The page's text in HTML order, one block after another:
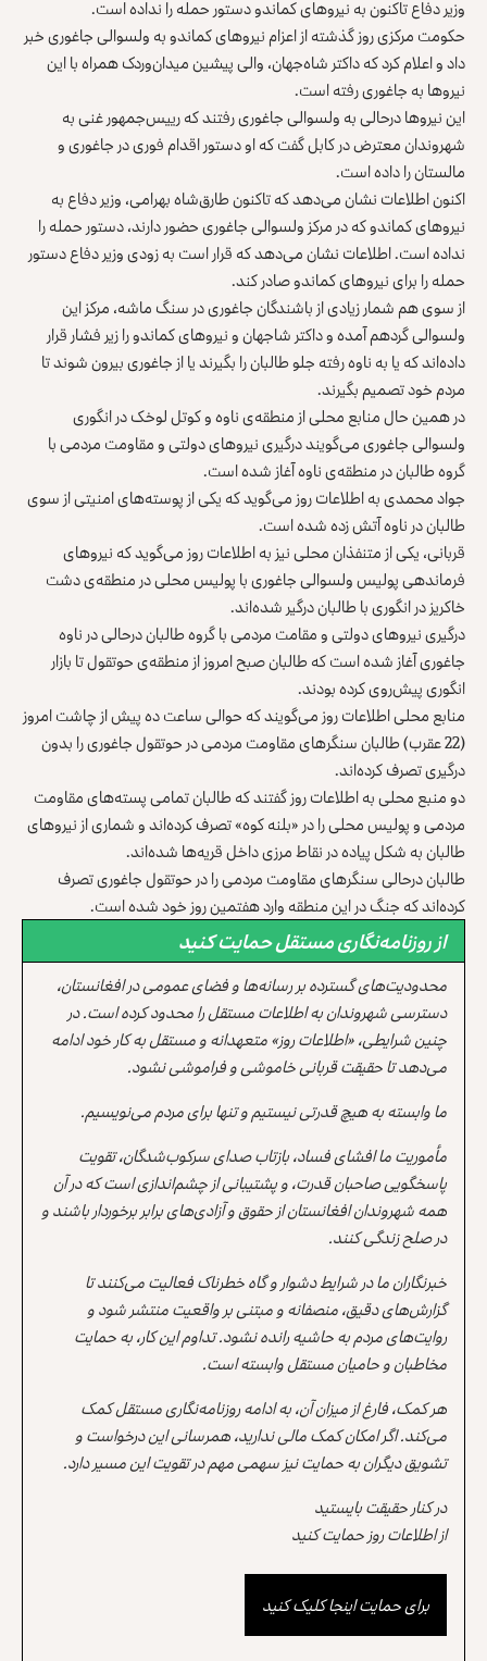
وزیر دفاع تاکنون به نیروهای کماندو دستور حمله را نداده است.
حکومت مرکزی روز گذشته از اعزام نیروهای کماندو به ولسوالی جاغوری خبر
داد و اعلام کرد که داکتر شاه‌جهان، والی پیشین میدان‌وردک همراه با این
نیروها به جاغوری رفته است.
این نیروها درحالی به ولسوالی جاغوری رفتند که رییس‌جمهور غنی به
شهروندان معترض در کابل گفت که او دستور اقدام فوری در جاغوری و
مالستان را داده است.
اکنون اطلاعات نشان می‌دهد که تاکنون طارق‌شاه بهرامی، وزیر دفاع به
نیروهای کماندو که در مرکز ولسوالی جاغوری حضور دارند، دستور حمله را
نداده است. اطلاعات نشان می‌دهد که قرار است به ‌زودی وزیر دفاع دستور
حمله را برای نیروهای کماندو صادر کند.
از سوی هم شمار زیادی از باشندگان جاغوری در سنگ ‌ماشه، مرکز این
ولسوالی گردهم آمده و داکتر شاجهان و نیروهای کماندو را زیر فشار قرار
داده‌اند که یا به ناوه رفته جلو طالبان را بگیرند یا از جاغوری بیرون شوند تا
مردم خود تصمیم بگیرند.
در همین حال منابع محلی از منطقه‌ی ناوه و کوتل لوخک در انگوری
ولسوالی جاغوری می‌گویند درگیری نیروهای دولتی و مقاومت مردمی با
گروه طالبان در منطقه‌ی ناوه آغاز شده است.
جواد محمدی به اطلاعات روز می‌گوید که یکی از پوسته‌های امنیتی از سوی
طالبان در ناوه آتش زده شده است.
قربانی، یکی از متنفذان محلی نیز به اطلاعات روز می‌گوید که نیروهای
فرماندهی پولیس ولسوالی جاغوری با پولیس محلی در منطقه‌ی دشت
خاکریز در انگوری با طالبان درگیر شده‌اند.
درگیری نیروهای دولتی و مقامت مردمی با گروه طالبان درحالی در ناوه
جاغوری آغاز شده است که طالبان صبح امروز از منطقه‌ی حوتقول تا بازار
انگوری پیش‌روی کرده بودند.
منابع محلی اطلاعات روز می‌گویند که حوالی ساعت ده پیش از چاشت امروز
(22 عقرب) طالبان سنگرهای مقاومت مردمی در حوتقول جاغوری را بدون
درگیری تصرف کرده‌اند.
دو منبع محلی به اطلاعات روز گفتند که طالبان تمامی پسته‌های مقاومت
مردمی و پولیس محلی را در «بلنه کوه» تصرف کرده‌اند و شماری از نیروهای
طالبان به شکل پیاده در نقاط مرزی داخل قریه‌ها شده‌اند.
طالبان درحالی سنگرهای مقاومت مردمی را در حوتقول جاغوری تصرف
کرده‌اند که جنگ در این منطقه وارد هفتمین روز خود شده است.
از روزنامه‌نگاری مستقل حمایت کنید
محدودیت‌های گسترده بر رسانه‌ها و فضای عمومی در افغانستان،
دسترسی شهروندان به اطلاعات مستقل را محدود کرده است. در
چنین شرایطی، «اطلاعات روز» متعهدانه و مستقل به کار خود ادامه
می‌دهد تا حقیقت قربانی خاموشی و فراموشی نشود.
ما وابسته به هیچ قدرتی نیستیم و تنها برای مردم می‌نویسیم.
مأموریت ما افشای فساد، بازتاب صدای سرکوب‌شدگان، تقویت
پاسخگویی صاحبان قدرت، و پشتیبانی از چشم‌اندازی است که در آن
همه شهروندان افغانستان از حقوق و آزادی‌های برابر برخوردار باشند و
در صلح زندگی کنند.
خبرنگاران ما در شرایط دشوار و گاه خطرناک فعالیت می‌کنند تا
گزارش‌های دقیق، منصفانه و مبتنی بر واقعیت منتشر شود و
روایت‌های مردم به حاشیه رانده نشود. تداوم این کار، به حمایت
مخاطبان و حامیان مستقل وابسته است.
هر کمک، فارغ از میزان آن، به ادامه روزنامه‌نگاری مستقل کمک
می‌کند. اگر امکان کمک مالی ندارید، همرسانی این درخواست و
تشویق دیگران به حمایت نیز سهمی مهم در تقویت این مسیر دارد.
در کنار حقیقت بایستید
از اطلاعات روز حمایت کنید
برای حمایت اینجا کلیک کنید